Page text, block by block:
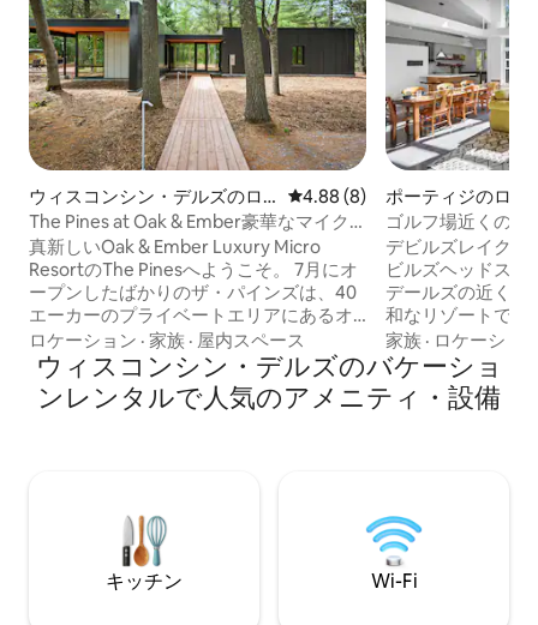
ウィスコンシン・デルズのロ
グハウス
レビュー8件、5つ星中4.88つ
4.88 (8)
The Pines at Oak & Ember豪華なマイク
ロリゾート
真新しいOak & Ember Luxury Micro
ResortのThe Pinesへようこそ。 7月にオ
ープンしたばかりのザ・パインズは、40
エーカーのプライベートエリアにあるオ
ーダーメイドのモダンな2ベッドルームの
キャビンです。 成熟した松の木に囲まれ
たこの宿泊先は、各ベッドルームに専用
のフルバスルームスイートがあり、共有
井までの大きな窓、居心地の良いリビン
グスペースが、この狂った世界でリフレ
ッシュするのに最適な場所にしていま
ロケーション · 家族 · 屋内スペース
ポーティジのログ
ゴルフ場近くのジ
コンシン川沿いの
デビルズレイク、
ビルズヘッドス
デールズの近くに
和なリゾートで、
コンシン川でリフ
ベッド9台、8人
6台（5月～10月
ル、ダーツ、ア
ています。近くの
キー/ハイキング
お問い合わせくだ
家族 · ロケーショ
ウィスコンシン・デルズのバケーショ
ンレンタルで人気のアメニティ・設備
キッチン Wi-Fi